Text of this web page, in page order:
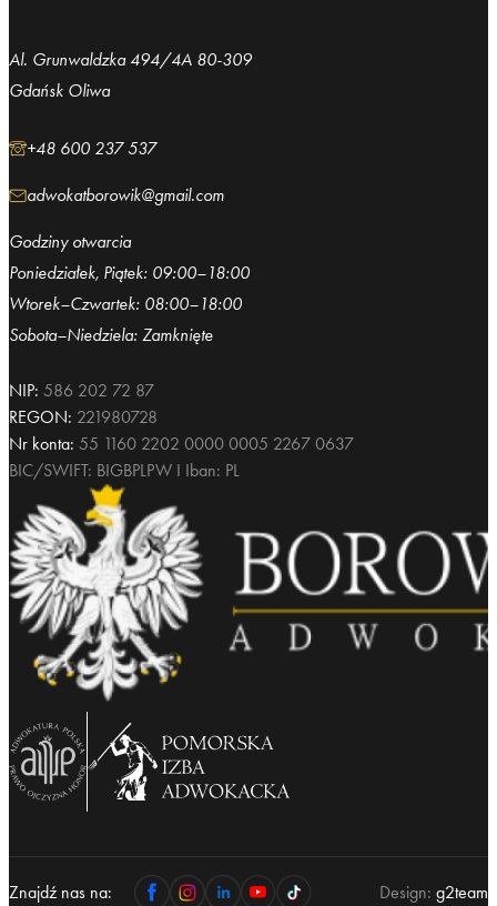
NIP: 586 202 72 87
REGON: 221980728
Nr konta: 55 1160 2202 0000 0005 2267 0637
BIC/SWIFT: BIGBPLPW I Iban: PL
Al. Grunwaldzka 494/4A 80-309
Gdańsk Oliwa
+48 600 237 537
adwokatborowik@gmail.com
Godziny otwarcia
Poniedziałek, Piątek: 09:00–18:00
Wtorek–Czwartek: 08:00–18:00
Sobota–Niedziela: Zamknięte
Znajdź nas na: Design: g2team